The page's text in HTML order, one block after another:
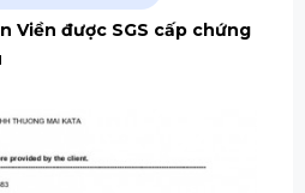
Viền được SGS cấp chứng